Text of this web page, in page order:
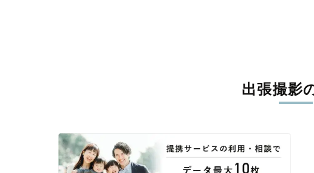
撮影後は、独自の編集技術で写真の明るさや色合いを丁寧に調整
出張撮影